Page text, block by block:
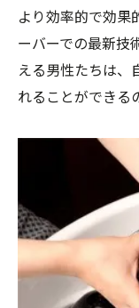
特別な
頭皮環
プロの
育毛に
メンズ
薄毛予
薄毛対策は
う
プロフ
メンズバ
より効率的で効果
ーバーでの最新技
える男性たちは、
れることができる